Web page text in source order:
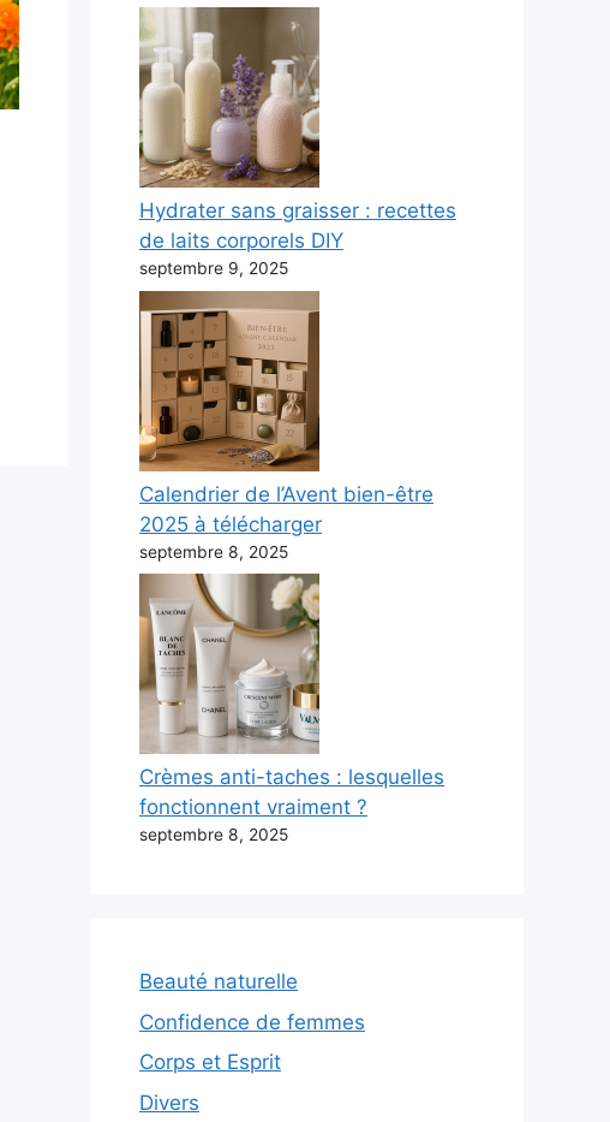
Hydrater sans graisser : recettes
de laits corporels DIY
septembre 9, 2025
Calendrier de l’Avent bien-être
2025 à télécharger
septembre 8, 2025
Crèmes anti-taches : lesquelles
fonctionnent vraiment ?
septembre 8, 2025
Beauté naturelle
Confidence de femmes
Corps et Esprit
Divers